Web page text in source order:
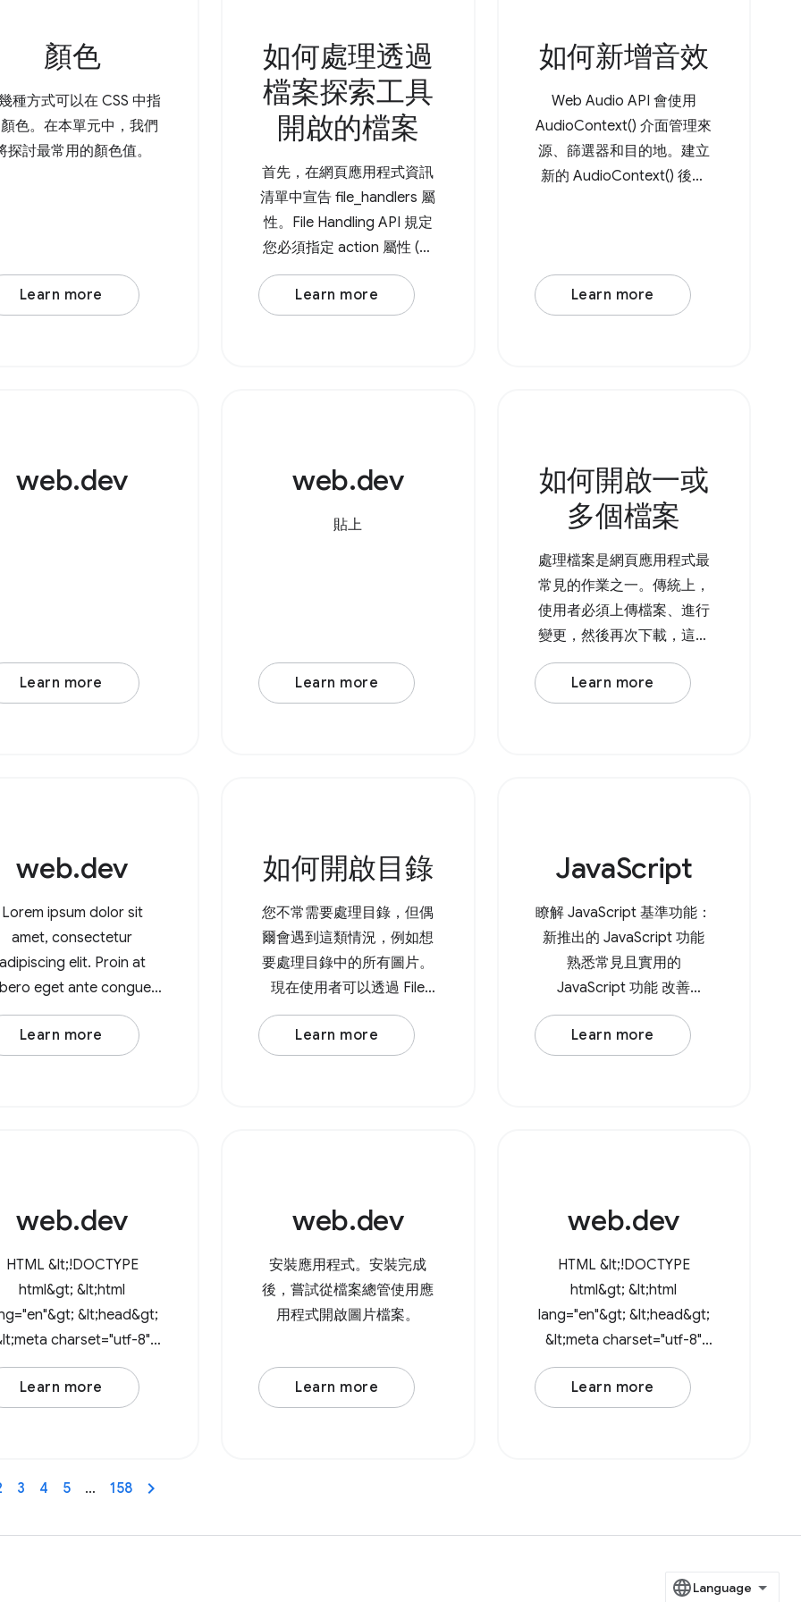
顏色
種方式可以在 CSS 中指
色。在本單元中，我們
探討最常用的顏色值。
Learn more
如何處理透過
檔案探索工具
開啟的檔案
首先，在網頁應用程式資訊
清單中宣告 file_handlers 屬
性。File Handling API 規定
您必須指定 action 屬性 (處
理網址) 和 accept 屬性，後
者是物件，其中 MIME 類型
支援 File Handling API，您
拖曳到應用程式中。
Learn more
如何新增音效
Web Audio API 會使用
AudioContext() 介面管理來
源、篩選器和目的地。建立
新的 AudioContext() 後，
說，假設套用了 低通濾波器
的基本震盪器。 Browser
Learn more
web.dev
Learn more
web.dev
貼上
Learn more
如何開啟一或
多個檔案
處理檔案是網頁應用程式最
常見的作業之一。傳統上，
使用者必須上傳檔案、進行
變更，然後再次下載，這樣
「下載」資料夾中就會有副
本。有了 File System
的 Promise。如需多個檔
案，您可以將 { multiple:
true, } 傳遞至方法。
Browser Support Source
網頁上的
Learn more
web.dev
Lorem ipsum dolor sit
amet, consectetur
adipiscing elit. Proin at
eget ante congue
Integer varius
enim leo. Duis est nisi,
Learn more
如何開啟目錄
您不常需要處理目錄，但偶
爾會遇到這類情況，例如想
要處理目錄中的所有圖片。
現在使用者可以透過 File
System Access API 在瀏覽
器中開啟目錄，並決定是否
'readwrite' } 傳遞至方法。
網頁上的 &lt;input
type="file"
Learn more
JavaScript
瞭解 JavaScript 基準功能：
新推出的 JavaScript 功能
熟悉常見且實用的
JavaScript 功能 改善
JavaScript 造成的 INP 不佳
問題 最佳化第三方
Learn more
web.dev
HTML &lt;!DOCTYPE
html&gt; &lt;html
&lt;head&gt;
charset="utf-8"
/&gt; &lt;meta
name="viewport"
svg+xml,
Learn more
web.dev
安裝應用程式。安裝完成
後，嘗試從檔案總管使用應
用程式開啟圖片檔案。
Learn more
web.dev
HTML &lt;!DOCTYPE
html&gt; &lt;html
lang="en"&gt; &lt;head&gt;
&lt;meta charset="utf-8"
/&gt; &lt;meta
name="viewport"
Learn more
3 4 5 … 158